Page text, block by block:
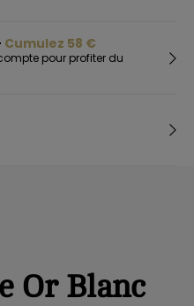
Cumulez 58 €
pour profiter du
Or Blanc